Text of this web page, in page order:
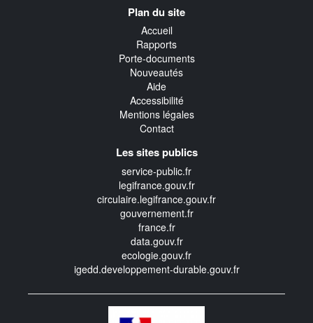
Plan du site
Accueil
Rapports
Porte-documents
Nouveautés
Aide
Accessibilité
Mentions légales
Contact
Les sites publics
service-public.fr
legifrance.gouv.fr
circulaire.legifrance.gouv.fr
gouvernement.fr
france.fr
data.gouv.fr
ecologie.gouv.fr
igedd.developpement-durable.gouv.fr